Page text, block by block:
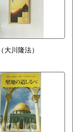
（大川隆法）